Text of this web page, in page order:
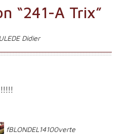
“241-A Trix”
Didier
fBLONDEL14100verte